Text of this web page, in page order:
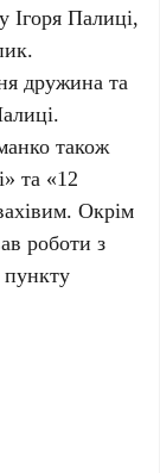
Ігоря Палиці,
дружина та
також
та «12
Окрім
роботи з
пункту